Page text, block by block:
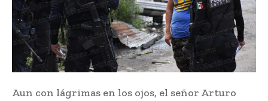
Aun con lágrimas en los ojos, el señor Arturo